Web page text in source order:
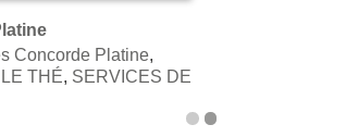
Concorde Platine,
THÉ, SERVICES DE